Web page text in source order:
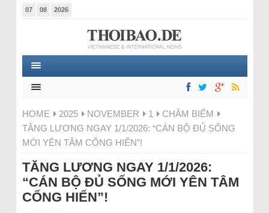
07 08 2026
HOME 2025 NOVEMBER 1
CHÂM BIẾM
TĂNG LƯƠNG NGAY 1/1/2026: “CÁN BỘ ĐỦ SỐNG
MỚI YÊN TÂM CỐNG HIẾN”!
TĂNG LƯƠNG NGAY 1/1/2026:
“CÁN BỘ ĐỦ SỐNG MỚI YÊN TÂM
CỐNG HIẾN”!